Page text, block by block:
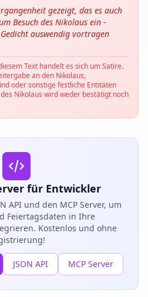
gezeigt, das es auch
Besuch des Nikolaus ein -
auswendig vortragen
Text handelt es sich um Satire.
an den Nikolaus,
oder sonstige festliche Entitäten
Nikolaus wird weder bestätigt noch
für Entwickler
API und den MCP Server, um
Feiertagsdaten in Ihre
Kostenlos und ohne
JSON API MCP Server